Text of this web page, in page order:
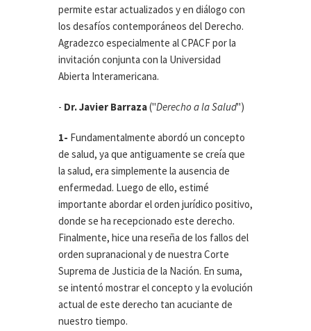
permite estar actualizados y en diálogo con
los desafíos contemporáneos del Derecho.
Agradezco especialmente al CPACF por la
invitación conjunta con la Universidad
Abierta Interamericana.
- Dr. Javier Barraza("Derecho a la Salud")
1- Fundamentalmente abordó un concepto
de salud, ya que antiguamente se creía que
la salud, era simplemente la ausencia de
enfermedad. Luego de ello, estimé
importante abordar el orden jurídico positivo,
donde se ha recepcionado este derecho.
Finalmente, hice una reseña de los fallos del
orden supranacional y de nuestra Corte
Suprema de Justicia de la Nación. En suma,
se intentó mostrar el concepto y la evolución
actual de este derecho tan acuciante de
nuestro tiempo.